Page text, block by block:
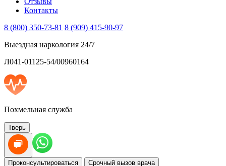
Контакты
8 (800) 350-73-81 8 (909) 415-90-97
Выездная наркология 24/7
Л041-01125-54/00960164
Похмельная служба
Тверь
Проконсультироваться Срочный вызов врача